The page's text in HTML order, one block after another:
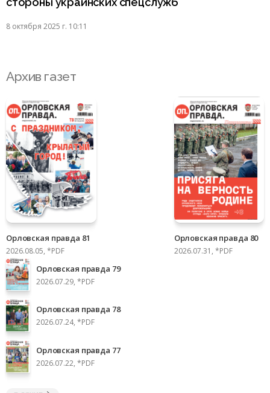
8 октября 2025 г. 10:11
Архив газет
Орловская правда 81
2026.08.05, *PDF
Орловская правда 80
2026.07.31, *PDF
Орловская правда 79
2026.07.29, *PDF
Орловская правда 78
2026.07.24, *PDF
Орловская правда 77
2026.07.22, *PDF